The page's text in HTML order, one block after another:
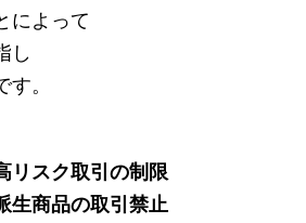
によって
し
。
リスク取引の制限
生商品の取引禁止